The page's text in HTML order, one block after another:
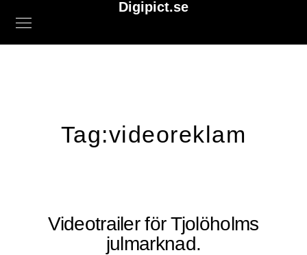
Digipict.se
Tag:videoreklam
Videotrailer för Tjolöholms
julmarknad.